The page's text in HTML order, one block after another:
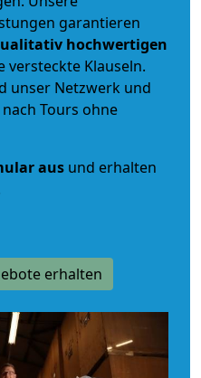
garantieren
hochwertigen
versteckte Klauseln.
unser Netzwerk und
Tours ohne
aus und erhalten
erhalten